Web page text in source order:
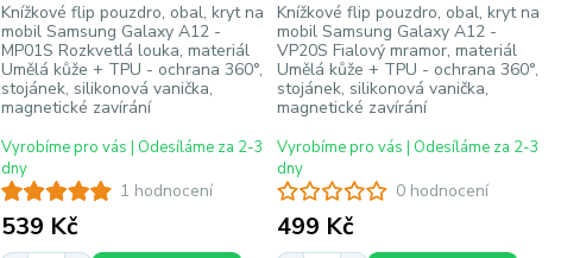
1 hodnocení
Knížkové flip pouzdro, obal, kryt na
mobil Samsung Galaxy A12 -
MP01S Rozkvetlá louka, materiál
Umělá kůže + TPU - ochrana 360°,
stojánek, silikonová vanička,
magnetické zavírání
539 Kč
Vyrobíme pro vás | Odesíláme za 2-3
dny
0 hodnocení
Knížkové flip pouzdro, obal, kryt na
mobil Samsung Galaxy A12 -
VP20S Fialový mramor, materiál
Umělá kůže + TPU - ochrana 360°,
stojánek, silikonová vanička,
magnetické zavírání
499 Kč
Vyrobíme pro vás | Odesíláme za 2-3
dny